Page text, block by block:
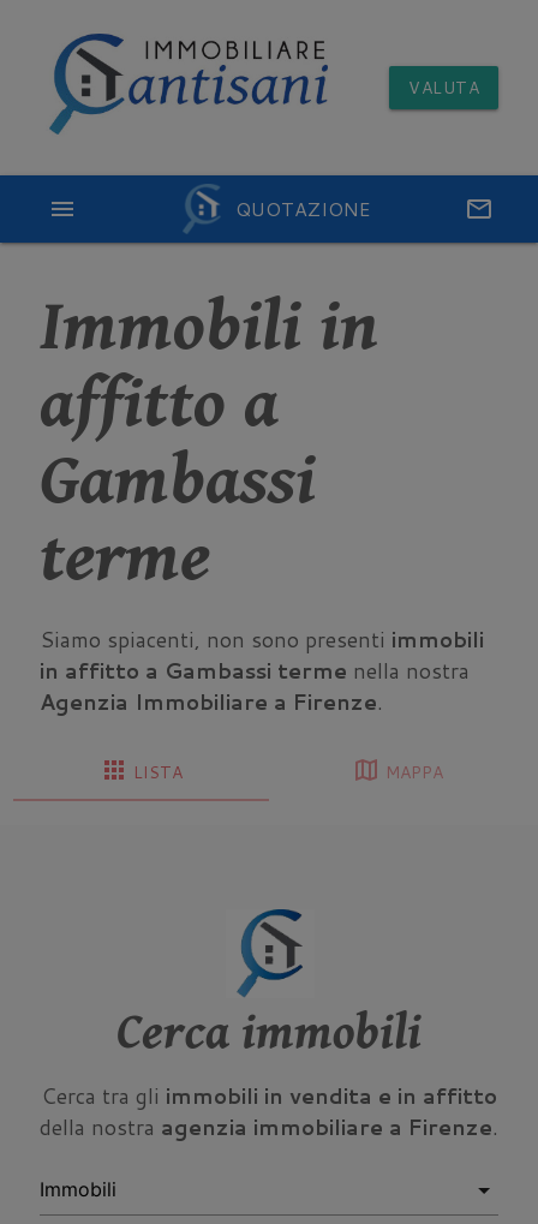
VALUTA
QUOTAZIONE email
menu
Immobili in
affitto a
Gambassi
terme
Siamo spiacenti, non sono presenti immobili
in affitto a Gambassi terme nella nostra
Agenzia Immobiliare a Firenze.
apps LISTA map MAPPA
Cerca immobili
Cerca tra gli immobili in vendita e in affitto
della nostra agenzia immobiliare a Firenze.